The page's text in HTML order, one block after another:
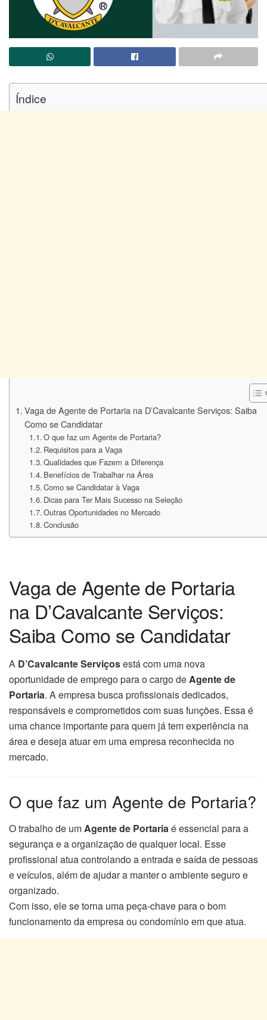
Índice
Vaga de Agente de Portaria na D’Cavalcante Serviços: Saiba
Como se Candidatar
O que faz um Agente de Portaria?
Requisitos para a Vaga
Qualidades que Fazem a Diferença
Benefícios de Trabalhar na Área
Como se Candidatar à Vaga
Dicas para Ter Mais Sucesso na Seleção
Outras Oportunidades no Mercado
Conclusão
Vaga de Agente de Portaria
na D’Cavalcante Serviços:
Saiba Como se Candidatar
A D’Cavalcante Serviçosestá com uma nova
oportunidade de emprego para o cargo deAgente de
Portaria. A empresa busca profissionais dedicados,
responsáveis e comprometidos com suas funções. Essa é
uma chance importante para quem já tem experiência na
área e deseja atuar em uma empresa reconhecida no
mercado.
O que faz um Agente de Portaria?
O trabalho de umAgente de Portariaé essencial para a
segurança e a organização de qualquer local. Esse
profissional atua controlando a entrada e saída de pessoas
e veículos, além de ajudar a manter o ambiente seguro e
organizado.
Com isso, ele se torna uma peça-chave para o bom
funcionamento da empresa ou condomínio em que atua.